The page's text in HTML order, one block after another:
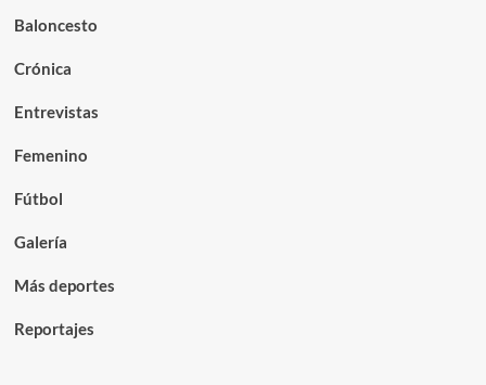
Baloncesto
Crónica
Entrevistas
Femenino
Fútbol
Galería
Más deportes
Reportajes